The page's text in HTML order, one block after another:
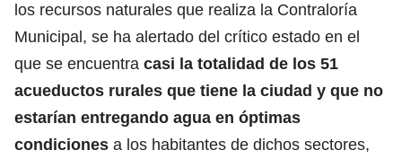
los recursos naturales que realiza la Contraloría
Municipal, se ha alertado del crítico estado en el
que se encuentra casi la totalidad de los 51
acueductos rurales que tiene la ciudad y que no
estarían entregando agua en óptimas
condiciones a los habitantes de dichos sectores,